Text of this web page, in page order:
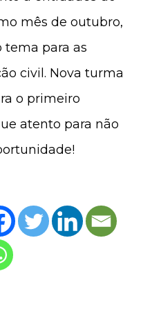
mês de outubro,
tema para as
civil. Nova turma
o primeiro
atento para não